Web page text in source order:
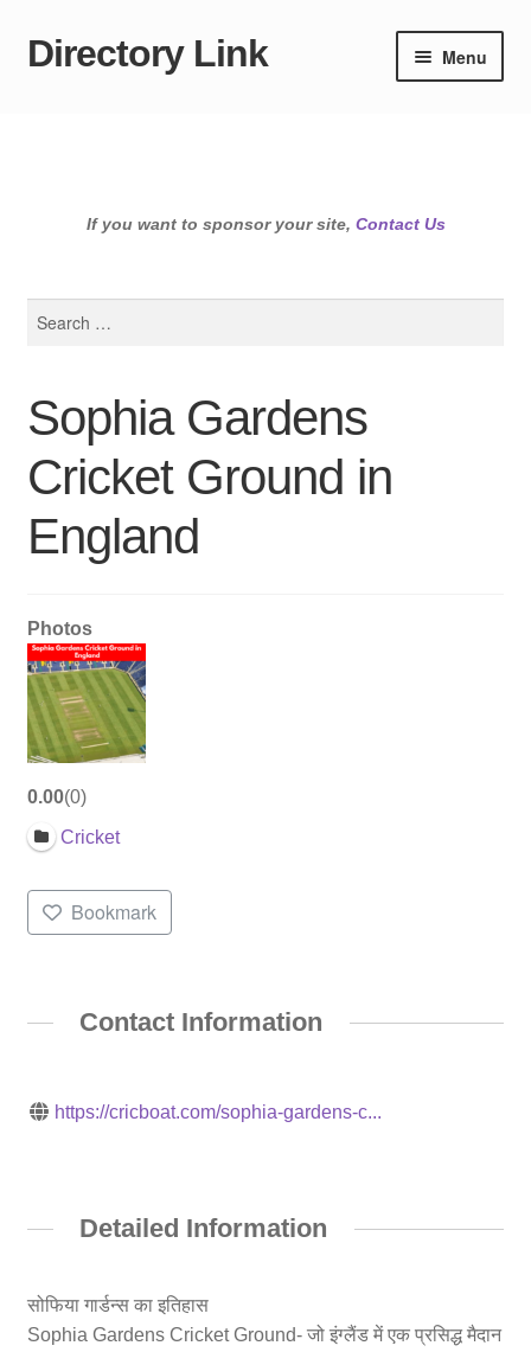
Skip
Skip
Directory Link Menu
If you want to sponsor your site, Contact Us
Sophia Gardens
Cricket Ground in
England
Photos
0.00 0
Cricket
Bookmark
Contact Information
https://cricboat.com/sophia-gardens-c...
Detailed Information
सोफिया गार्डन्स का इतिहास
Sophia Gardens Cricket Ground- जो इंग्लैंड में एक प्रसिद्ध मैदान